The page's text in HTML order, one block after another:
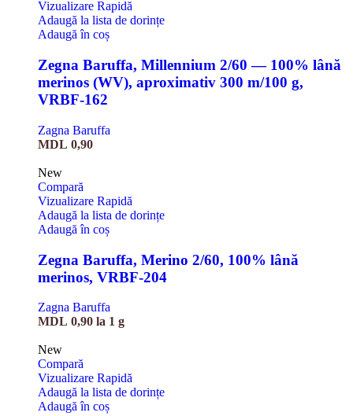
Vizualizare Rapidă
Adaugă la lista de dorințe
Adaugă în coș
Zegna Baruffa, Millennium 2/60 — 100% lână
merinos (WV), aproximativ 300 m/100 g,
VRBF-162
Zagna Baruffa
MDL 0,90
New
Compară
Vizualizare Rapidă
Adaugă la lista de dorințe
Adaugă în coș
Zegna Baruffa, Merino 2/60, 100% lână
merinos, VRBF-204
Zagna Baruffa
MDL 0,90 la 1 g
New
Compară
Vizualizare Rapidă
Adaugă la lista de dorințe
Adaugă în coș